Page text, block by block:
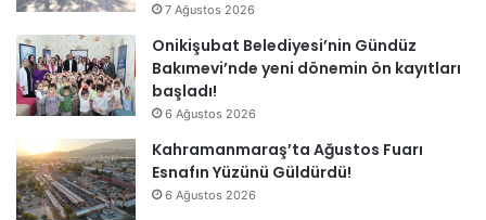
7 Ağustos 2026
Onikişubat Belediyesi’nin Gündüz
Bakımevi’nde yeni dönemin ön kayıtları
başladı!
6 Ağustos 2026
Kahramanmaraş’ta Ağustos Fuarı
Esnafın Yüzünü Güldürdü!
6 Ağustos 2026